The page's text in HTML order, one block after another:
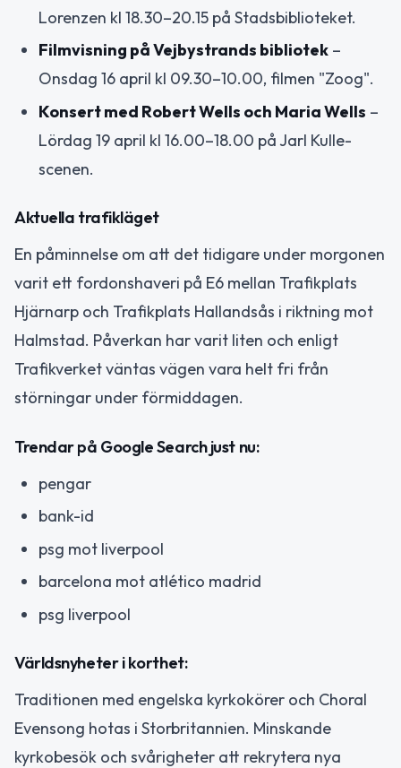
Lorenzen kl 18.30–20.15 på Stadsbiblioteket.
Filmvisning på Vejbystrands bibliotek –
Onsdag 16 april kl 09.30–10.00, filmen "Zoog".
Konsert med Robert Wells och Maria Wells –
Lördag 19 april kl 16.00–18.00 på Jarl Kulle-
scenen.
Aktuella trafikläget
En påminnelse om att det tidigare under morgonen
varit ett fordonshaveri på E6 mellan Trafikplats
Hjärnarp och Trafikplats Hallandsås i riktning mot
Halmstad. Påverkan har varit liten och enligt
Trafikverket väntas vägen vara helt fri från
störningar under förmiddagen.
Trendar på Google Search just nu:
pengar
bank-id
psg mot liverpool
barcelona mot atlético madrid
psg liverpool
Världsnyheter i korthet:
Traditionen med engelska kyrkokörer och Choral
Evensong hotas i Storbritannien. Minskande
kyrkobesök och svårigheter att rekrytera nya